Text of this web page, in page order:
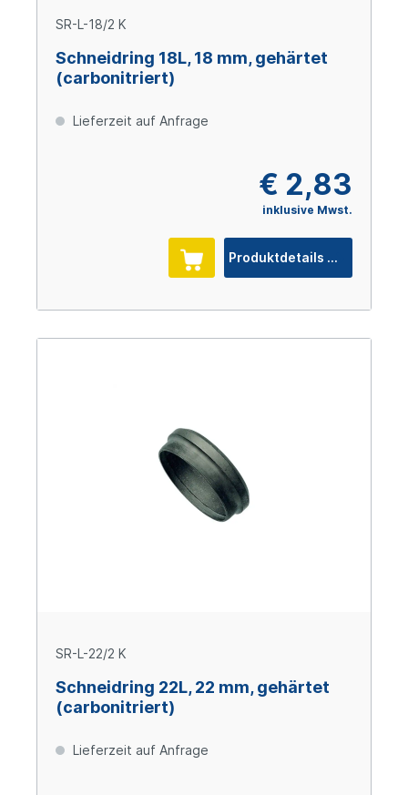
SR-L-18/2 K
Schneidring 18L, 18 mm, gehärtet
(carbonitriert)
Lieferzeit auf Anfrage
€ 2,83
inklusive Mwst.
Produktdetails
SR-L-22/2 K
Schneidring 22L, 22 mm, gehärtet
(carbonitriert)
Lieferzeit auf Anfrage